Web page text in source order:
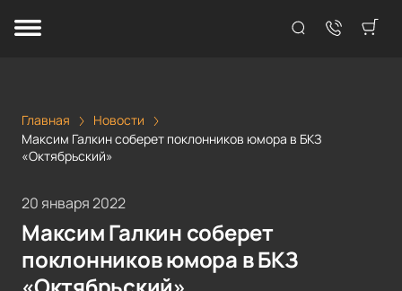
Главная
Новости
Максим Галкин соберет поклонников юмора в БКЗ
«Октябрьский»
20 января 2022
Максим Галкин соберет
поклонников юмора в БКЗ